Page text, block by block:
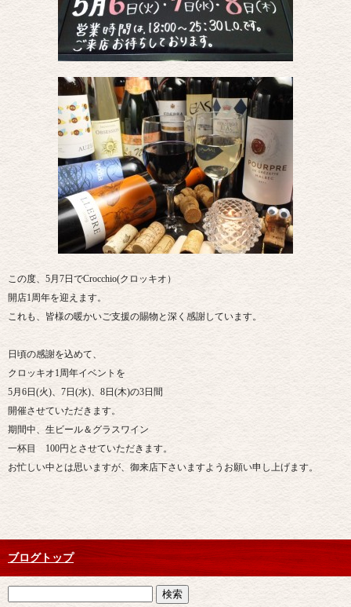
この度、5月7日でCrocchio(クロッキオ）
開店1周年を迎えます。
これも、皆様の暖かいご支援の賜物と深く感謝しています。
日頃の感謝を込めて、
クロッキオ1周年イベントを
5月6日(火)、7日(水)、8日(木)の3日間
開催させていただきます。
期間中、生ビール＆グラスワイン
一杯目 100円とさせていただきます。
お忙しい中とは思いますが、御来店下さいますようお願い申し上げます。
ブログトップ